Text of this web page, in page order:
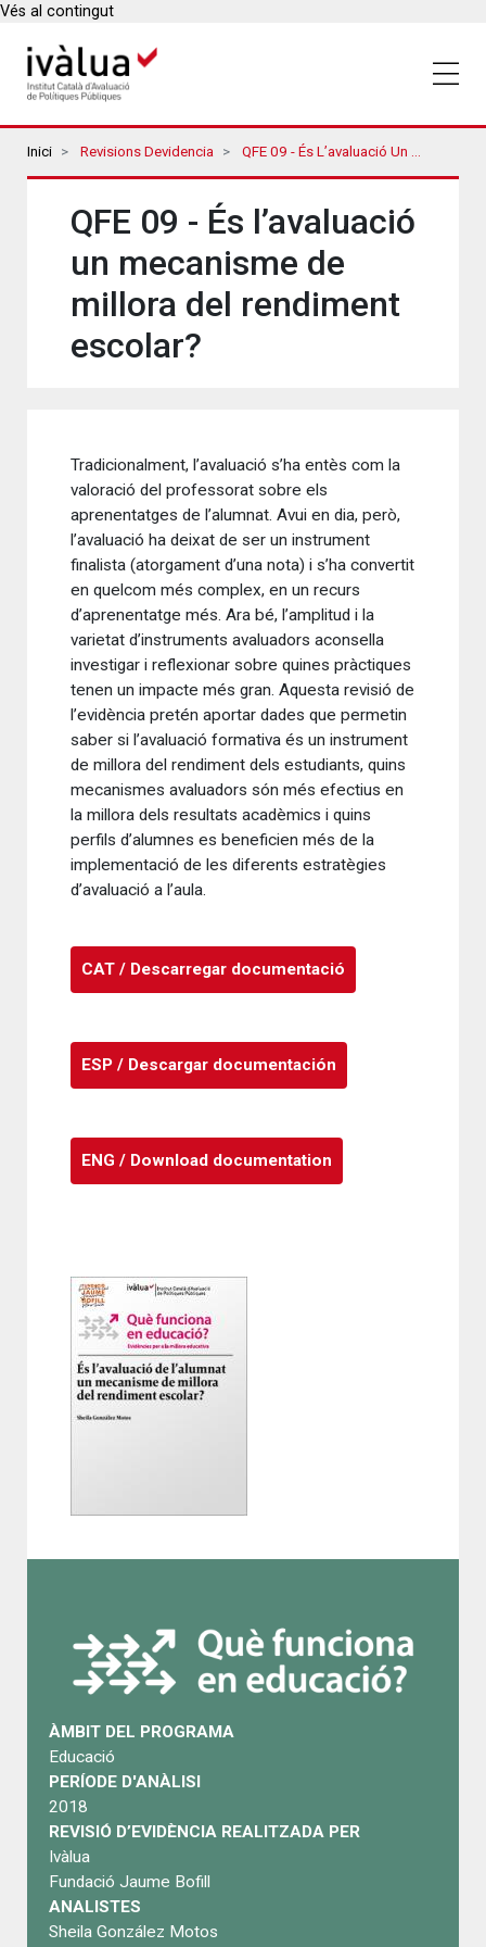
Vés al contingut
Breadcrumbs
Inici Revisions Devidencia QFE 09 - És L’avaluació Un Mecanisme De Millora Del Rendiment Escolar?
QFE 09 - És l’avaluació
un mecanisme de
millora del rendiment
escolar?
Tradicionalment, l’avaluació s’ha entès com la
valoració del professorat sobre els
aprenentatges de l’alumnat. Avui en dia, però,
l’avaluació ha deixat de ser un instrument
finalista (atorgament d’una nota) i s’ha convertit
en quelcom més complex, en un recurs
d’aprenentatge més. Ara bé, l’amplitud i la
varietat d’instruments avaluadors aconsella
investigar i reflexionar sobre quines pràctiques
tenen un impacte més gran. Aquesta revisió de
l’evidència pretén aportar dades que permetin
saber si l’avaluació formativa és un instrument
de millora del rendiment dels estudiants, quins
mecanismes avaluadors són més efectius en
la millora dels resultats acadèmics i quins
perfils d’alumnes es beneficien més de la
implementació de les diferents estratègies
d’avaluació a l’aula.
CAT / Descarregar documentació
ESP / Descargar documentación
ENG / Download documentation
ÀMBIT DEL PROGRAMA
Educació
PERÍODE D'ANÀLISI
2018
REVISIÓ D’EVIDÈNCIA REALITZADA PER
Ivàlua
Fundació Jaume Bofill
ANALISTES
Sheila González Motos